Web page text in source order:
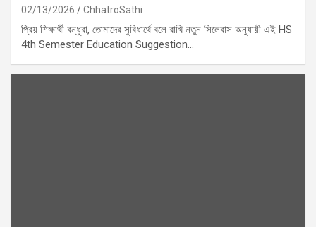
02/13/2026 ChhatroSathi
প্রিয় শিক্ষার্থী বন্ধুরা, তোমাদের সুবিধার্থে বলে রাখি নতুন সিলেবাস অনুযায়ী এই HS
4th Semester Education Suggestion…